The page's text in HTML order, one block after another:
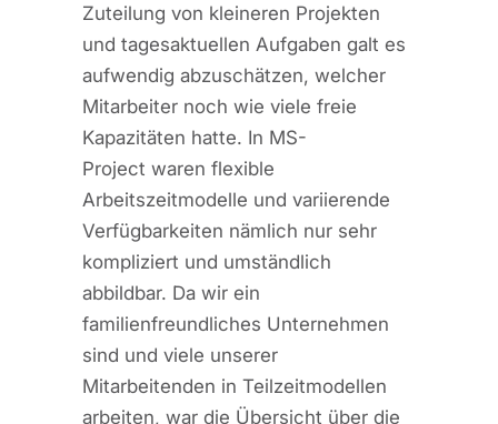
Zuteilung von kleineren Projekten
und tagesaktuellen Aufgaben galt es
aufwendig abzuschätzen, welcher
Mitarbeiter noch wie viele freie
Kapazitäten hatte. In MS-
Project waren flexible
Arbeitszeitmodelle und variierende
Verfügbarkeiten nämlich nur sehr
kompliziert und umständlich
abbildbar. Da wir ein
familienfreundliches Unternehmen
sind und viele unserer
Mitarbeitenden in Teilzeitmodellen
arbeiten, war die Übersicht über die